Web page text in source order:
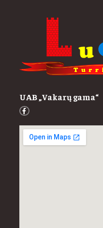
UAB „Vakarų gama“